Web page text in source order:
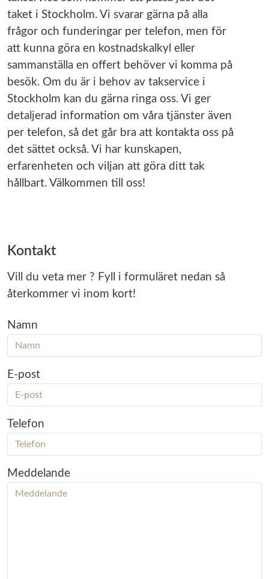
taket i Stockholm. Vi svarar gärna på alla
frågor och funderingar per telefon, men för
att kunna göra en kostnadskalkyl eller
sammanställa en offert behöver vi komma på
besök. Om du är i behov av takservice i
Stockholm kan du gärna ringa oss. Vi ger
detaljerad information om våra tjänster även
per telefon, så det går bra att kontakta oss på
det sättet också. Vi har kunskapen,
erfarenheten och viljan att göra ditt tak
hållbart. Välkommen till oss!
Kontakt
Vill du veta mer ? Fyll i formuläret nedan så
återkommer vi inom kort!
Namn
E-post
Telefon
Meddelande